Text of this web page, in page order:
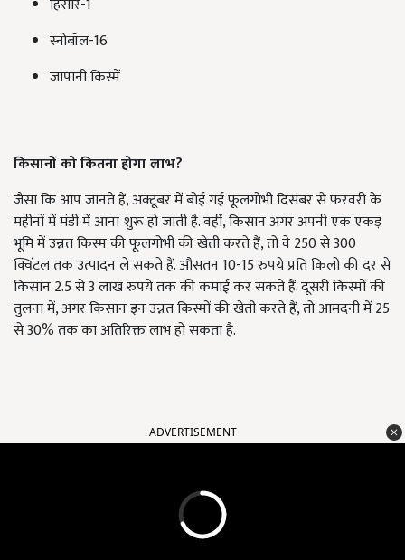
हिसार-1
स्नोबॉल-16
जापानी किस्में
किसानों को कितना होगा लाभ?
जैसा कि आप जानते हैं, अक्टूबर में बोई गई फूलगोभी दिसंबर से फरवरी के
महीनों में मंडी में आना शुरू हो जाती है. वहीं, किसान अगर अपनी एक एकड़
भूमि में उन्नत किस्म की फूलगोभी की खेती करते हैं, तो वे 250 से 300
क्विंटल तक उत्पादन ले सकते हैं. औसतन 10-15 रुपये प्रति किलो की दर से
किसान 2.5 से 3 लाख रुपये तक की कमाई कर सकते हैं. दूसरी किस्मों की
तुलना में, अगर किसान इन उन्नत किस्मों की खेती करते हैं, तो आमदनी में 25
से 30% तक का अतिरिक्त लाभ हो सकता है.
ADVERTISEMENT